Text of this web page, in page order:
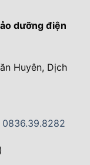
dưỡng điện
Huyên, Dịch
0836.39.8282